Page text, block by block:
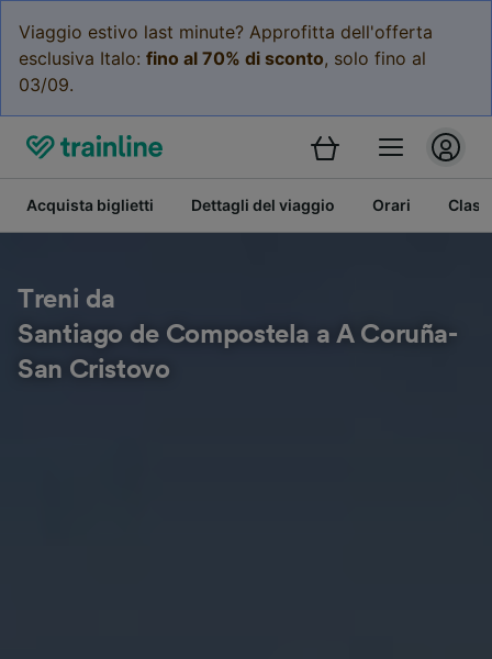
Viaggio estivo last minute? Approfitta dell'offerta
esclusiva Italo: fino al 70% di sconto, solo fino al
03/09.
Acquista biglietti Dettagli del viaggio Orari
Treni da
Santiago de Compostela a A Coruña-
San Cristovo